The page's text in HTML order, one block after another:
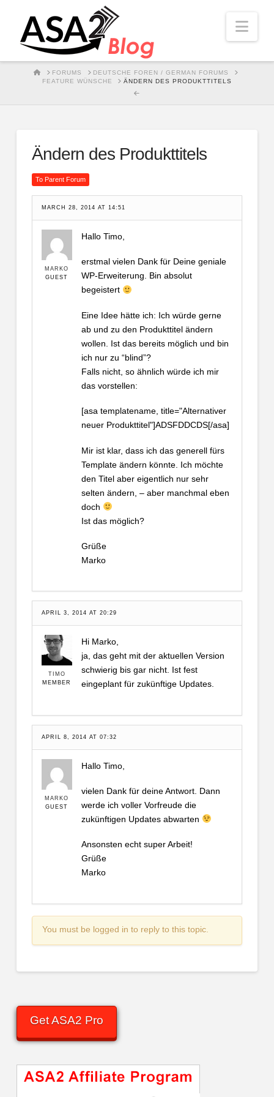
HOMEFORUMS
DEUTSCHE FOREN / GERMAN FORUMS
FEATURE WÜNSCHE
ÄNDERN DES PRODUKTTITELS
Ändern des Produkttitels
To Parent Forum
MARCH 28, 2014 AT 14:51
MARKO
GUEST
Hallo Timo,
erstmal vielen Dank für Deine geniale
WP-Erweiterung. Bin absolut
begeistert
Eine Idee hätte ich: Ich würde gerne
ab und zu den Produkttitel ändern
wollen. Ist das bereits möglich und bin
ich nur zu “blind”?
Falls nicht, so ähnlich würde ich mir
das vorstellen:
[asa templatename, title="Alternativer
neuer Produkttitel"]ADSFDDCDS[/asa]
Mir ist klar, dass ich das generell fürs
Template ändern könnte. Ich möchte
den Titel aber eigentlich nur sehr
selten ändern, – aber manchmal eben
doch
Ist das möglich?
Grüße
Marko
APRIL 3, 2014 AT 20:29
TIMO
MEMBER
Hi Marko,
ja, das geht mit der aktuellen Version
schwierig bis gar nicht. Ist fest
eingeplant für zukünftige Updates.
APRIL 8, 2014 AT 07:32
MARKO
GUEST
Hallo Timo,
vielen Dank für deine Antwort. Dann
werde ich voller Vorfreude die
zukünftigen Updates abwarten
Ansonsten echt super Arbeit!
Grüße
Marko
You must be logged in to reply to this topic.
Get ASA2 Pro